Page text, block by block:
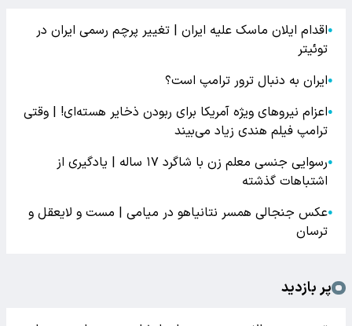
●اقدام ایلان ماسک علیه ایران | تغییر پرچم رسمی ایران در
توئیتر
●ایران به دنبال ترور ترامپ است؟
●اعزام نیروهای ویژه آمریکا برای ربودن ذخایر هسته‌ای! | وقتی
ترامپ فیلم هندی زیاد می‌بیند
●
رسوایی جنسی معلم زن با شاگرد ۱۷ ساله | یادگیری از
اشتباهات گذشته
●عکس جنجالی همسر نتانیاهو در میامی | مست و لایعقل و
ترسان
پر بازدید